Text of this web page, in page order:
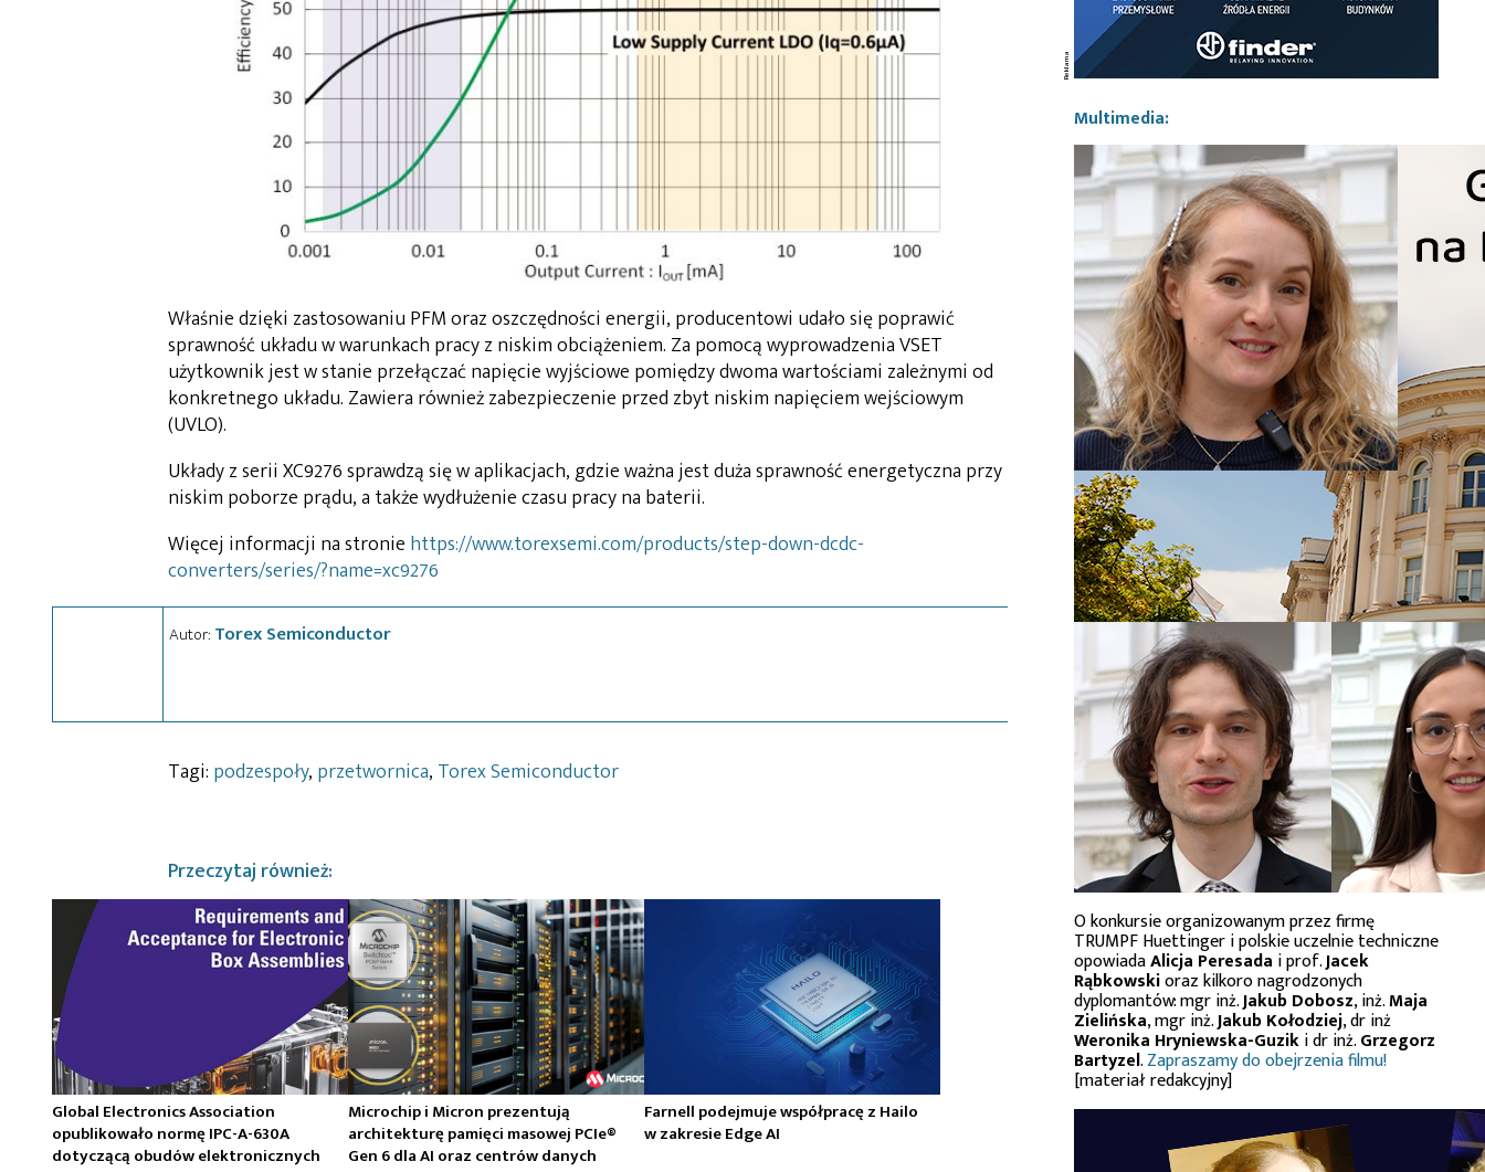
Właśnie dzięki zastosowaniu PFM oraz oszczędności energii, producentowi udało się poprawić
sprawność układu w warunkach pracy z niskim obciążeniem. Za pomocą wyprowadzenia VSET
użytkownik jest w stanie przełączać napięcie wyjściowe pomiędzy dwoma wartościami zależnymi od
konkretnego układu. Zawiera również zabezpieczenie przed zbyt niskim napięciem wejściowym
(UVLO).
Układy z serii XC9276 sprawdzą się w aplikacjach, gdzie ważna jest duża sprawność energetyczna przy
niskim poborze prądu, a także wydłużenie czasu pracy na baterii.
Więcej informacji na stronie https://www.torexsemi.com/products/step-down-dcdc-
converters/series/?name=xc9276
Autor: Torex Semiconductor
Tagi: podzespoły, przetwornica, Torex Semiconductor
Przeczytaj również:
Global Electronics Association
opublikowało normę IPC-A-630A
dotyczącą obudów elektronicznych
Microchip i Micron prezentują
architekturę pamięci masowej PCIe®
Gen 6 dla AI oraz centrów danych
Farnell podejmuje współpracę z Hailo
w zakresie Edge AI
Multimedia:
O konkursie organizowanym przez firmę
TRUMPF Huettinger i polskie uczelnie techniczne
opowiadaAlicja Peresada i prof.Jacek
Rąbkowskioraz kilkoro nagrodzonych
dyplomantów: mgr inż.Jakub Dobosz, inż.Maja
Zielińska, mgr inż.Jakub Kołodziej, dr inż
Weronika Hryniewska-Guziki dr inż.Grzegorz
Bartyzel.Zapraszamy do obejrzenia filmu!
[materiał redakcyjny]